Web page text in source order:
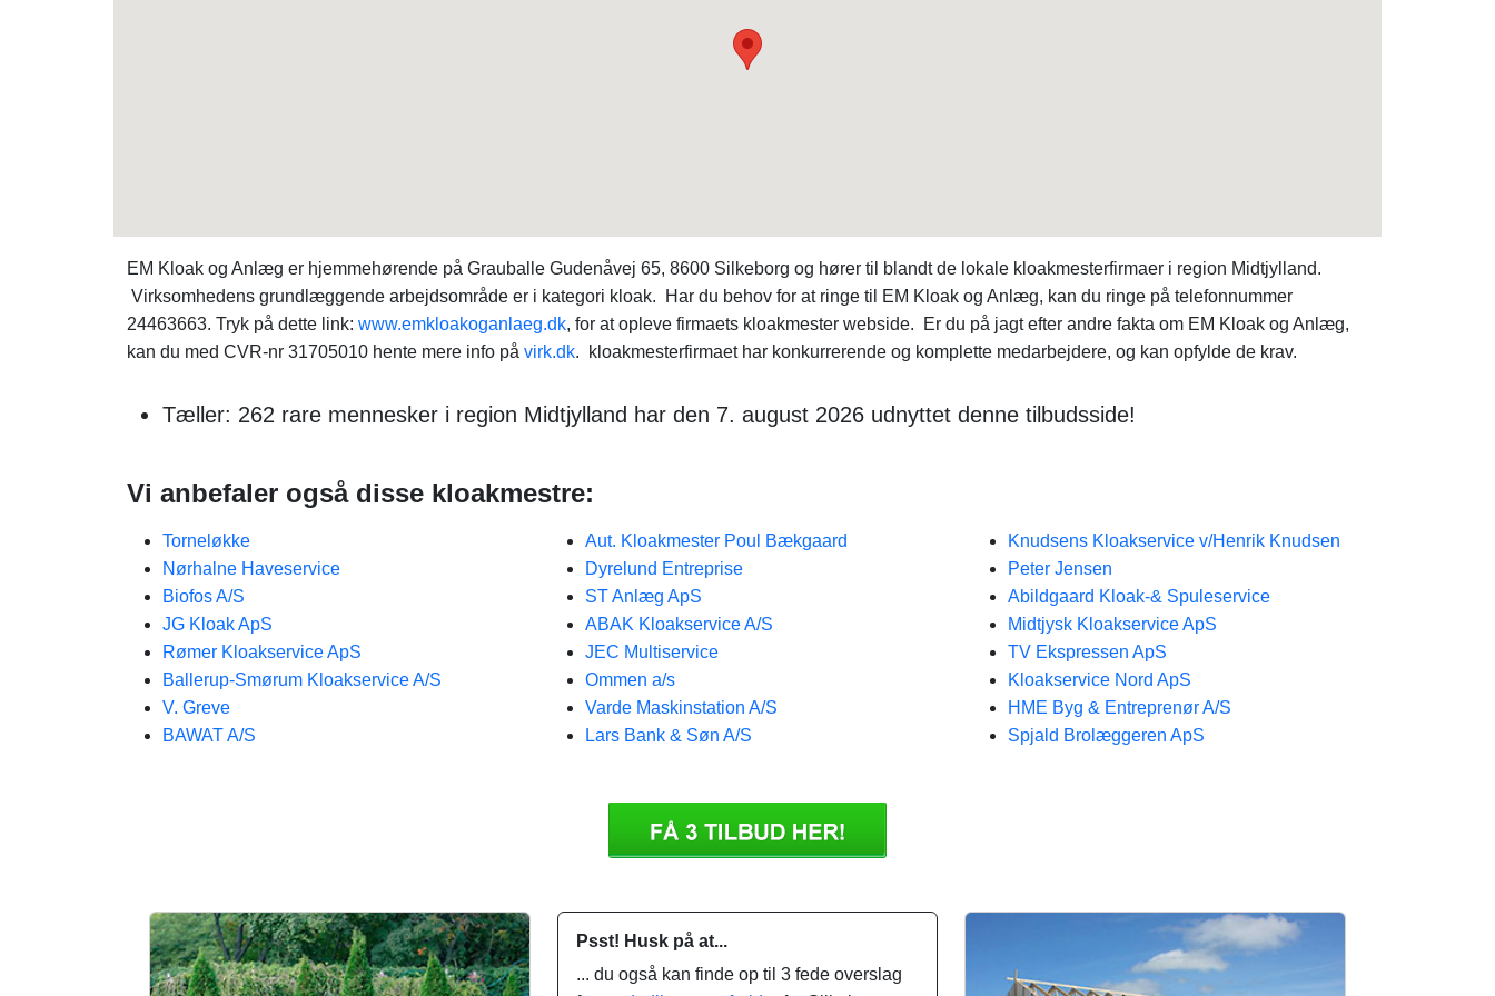
EM Kloak og Anlæg er hjemmehørende på Grauballe Gudenåvej 65, 8600 Silkeborg og hører til blandt de lokale kloakmesterfirmaer i region Midtjylland.
Virksomhedens grundlæggende arbejdsområde er i kategori kloak. Har du behov for at ringe til EM Kloak og Anlæg, kan du ringe på telefonnummer
24463663. Tryk på dette link: www.emkloakoganlaeg.dk, for at opleve firmaets kloakmester webside. Er du på jagt efter andre fakta om EM Kloak og Anlæg,
kan du med CVR-nr 31705010 hente mere info på virk.dk. kloakmesterfirmaet har konkurrerende og komplette medarbejdere, og kan opfylde de krav.
Tæller: 262 rare mennesker i region Midtjylland har den 7. august 2026 udnyttet denne tilbudsside!
Vi anbefaler også disse kloakmestre:
Torneløkke
Nørhalne Haveservice
Biofos A/S
JG Kloak ApS
Rømer Kloakservice ApS
Ballerup-Smørum Kloakservice A/S
V. Greve
BAWAT A/S
Aut. Kloakmester Poul Bækgaard
Dyrelund Entreprise
ST Anlæg ApS
ABAK Kloakservice A/S
JEC Multiservice
Ommen a/s
Varde Maskinstation A/S
Lars Bank & Søn A/S
Knudsens Kloakservice v/Henrik Knudsen
Peter Jensen
Abildgaard Kloak-& Spuleservice
Midtjysk Kloakservice ApS
TV Ekspressen ApS
Kloakservice Nord ApS
HME Byg & Entreprenør A/S
Spjald Brolæggeren ApS
Psst! Husk på at...
... du også kan finde op til 3 fede overslag